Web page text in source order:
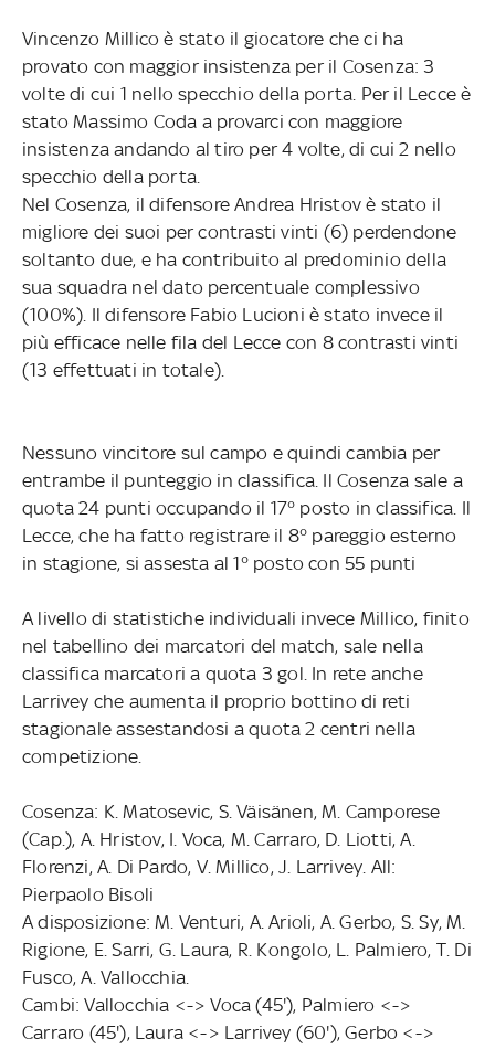
Vincenzo Millico è stato il giocatore che ci ha
provato con maggior insistenza per il Cosenza: 3
volte di cui 1 nello specchio della porta. Per il Lecce è
stato Massimo Coda a provarci con maggiore
insistenza andando al tiro per 4 volte, di cui 2 nello
specchio della porta.
Nel Cosenza, il difensore Andrea Hristov è stato il
migliore dei suoi per contrasti vinti (6) perdendone
soltanto due, e ha contribuito al predominio della
sua squadra nel dato percentuale complessivo
(100%). Il difensore Fabio Lucioni è stato invece il
più efficace nelle fila del Lecce con 8 contrasti vinti
(13 effettuati in totale).
Nessuno vincitore sul campo e quindi cambia per
entrambe il punteggio in classifica. Il Cosenza sale a
quota 24 punti occupando il 17° posto in classifica. Il
Lecce, che ha fatto registrare il 8° pareggio esterno
in stagione, si assesta al 1° posto con 55 punti
A livello di statistiche individuali invece Millico, finito
nel tabellino dei marcatori del match, sale nella
classifica marcatori a quota 3 gol. In rete anche
Larrivey che aumenta il proprio bottino di reti
stagionale assestandosi a quota 2 centri nella
competizione.
Cosenza: K. Matosevic, S. Väisänen, M. Camporese
(Cap.), A. Hristov, I. Voca, M. Carraro, D. Liotti, A.
Florenzi, A. Di Pardo, V. Millico, J. Larrivey. All:
Pierpaolo Bisoli
A disposizione: M. Venturi, A. Arioli, A. Gerbo, S. Sy, M.
Rigione, E. Sarri, G. Laura, R. Kongolo, L. Palmiero, T. Di
Fusco, A. Vallocchia.
Cambi: Vallocchia <-> Voca (45'), Palmiero <->
Carraro (45'), Laura <-> Larrivey (60'), Gerbo <->